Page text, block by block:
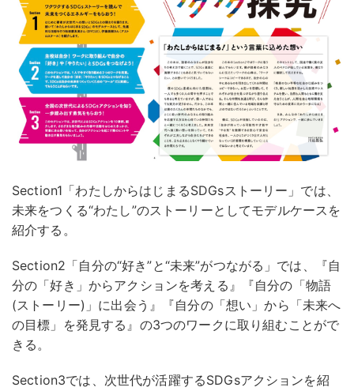
Section1「わたしからはじまるSDGsストーリー」では、
未来をつくる“わたし”のストーリーとしてモデルケースを
紹介する。
Section2「自分の“好き”と“未来”がつながる」では、『自
分の「好き」からアクションを考える』『自分の「物語
(ストーリー)」に出会う』『自分の「想い」から「未来へ
の目標」を発見する』の3つのワークに取り組むことがで
きる。
Section3では、次世代が活躍するSDGsアクションを紹